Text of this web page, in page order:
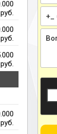
руб.
руб.
руб.
руб.